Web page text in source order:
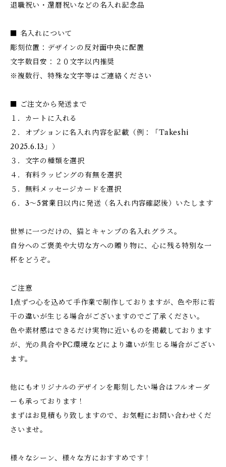
退職祝い・還暦祝いなどの名入れ記念品
■ 名入れについて
彫刻位置：デザインの反対面中央に配置
文字数目安：２０文字以内推奨
※複数行、特殊な文字等はご連絡ください
■ ご注文から発送まで
１．カートに入れる
２．オプションに名入れ内容を記載（例：「Takeshi
2025.6.13」）
３．文字の種類を選択
４．有料ラッピングの有無を選択
５．無料メッセージカードを選択
６．3～5営業日以内に発送（名入れ内容確認後）いたします
世界に一つだけの、猫とキャンプの名入れグラス。
自分へのご褒美や大切な方への贈り物に、心に残る特別な一
杯をどうぞ。
ご注意
1点ずつ心を込めて手作業で制作しておりますが、色や形に若
干の違いが生じる場合がございますのでご了承ください。
色や素材感はできるだけ実物に近いものを掲載しております
が、光の具合やPC環境などにより違いが生じる場合がござい
ます。
他にもオリジナルのデザインを彫刻したい場合はフルオーダ
ーも承っております！
まずはお見積もり致しますので、お気軽にお問い合わせくだ
さいませ。
様々なシーン、様々な方におすすめです！